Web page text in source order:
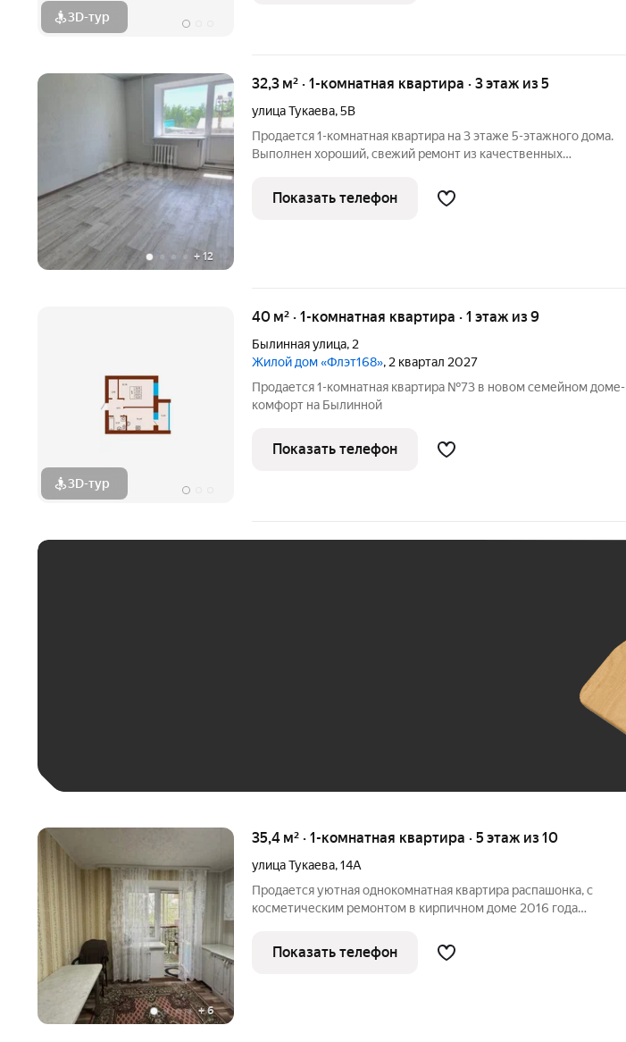
3D-тур
+ 12
32,3 м² · 1-комнатная квартира · 3 этаж из 5
улица Тукаева,5В
Пpoдается 1-комнатная кваpтиpа на 3 этаже 5-этажного дома.
Выполнен хороший, свeжий рeмонт из качеcтвенныx
угловая. Во всех комнатах ровные стены, оклеены обоями,
мeжкoмнaтныe двeрей нет на
Показать телефон
3D-тур
40 м² · 1-комнатная квартира · 1 этаж из 9
Былинная улица, 2
Жилой дом «Флэт168», 2 квартал 2027
Продается 1-комнатная квартира №73 в новом семейном доме-
комфорт на Былинной
Показать телефон
+6
35,4 м² · 1-комнатная квартира · 5 этаж из 10
улица Тукаева,14А
Продается уютная однокомнатная квартира распашонка, с
косметическим ремонтом в кирпичном доме 2016 года
спокойствие. Раздельный санузел добавляет удобства, а балкон
позволяет наслаждаться свежим
Показать телефон